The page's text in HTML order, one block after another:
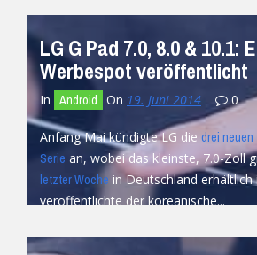
LG G Pad 7.0, 8.0 & 10.1:
Werbespot veröffentlicht
In Android On 19. Juni 2014 0
Anfang Mai kündigte LG die drei neuen
Serie an, wobei das kleinste, 7.0-Zoll
letzter Woche in Deutschland erhältlich
veröffentlichte der koreanische...